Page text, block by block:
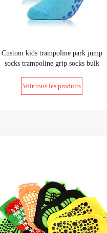
Custom kids trampoline park jump
socks trampoline grip socks bulk
Voir tous les produits